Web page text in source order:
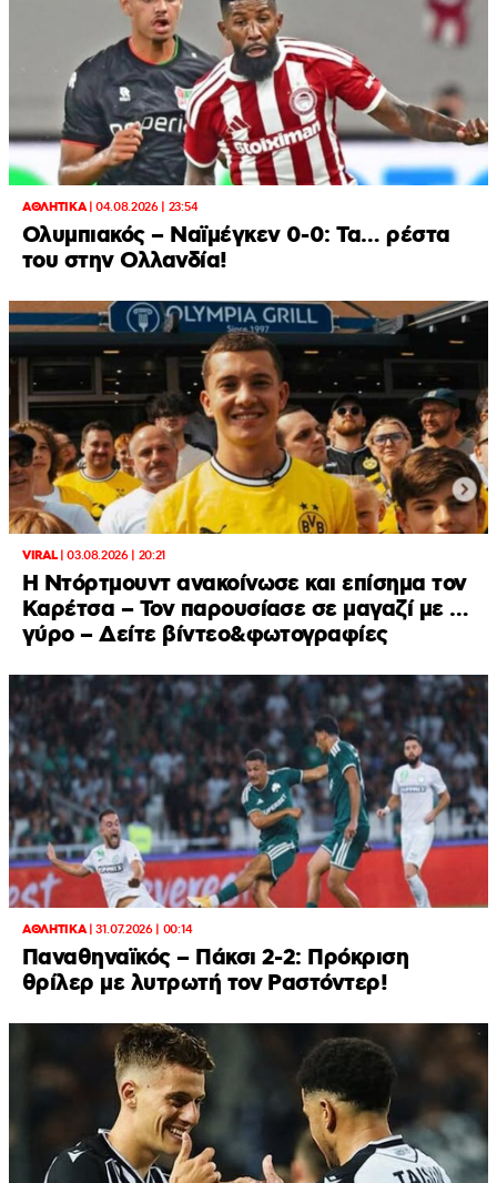
ΑΘΛΗΤΙΚΑ|04.08.2026 | 23:54
Ολυμπιακός – Ναϊμέγκεν 0-0: Τα… ρέστα
του στην Ολλανδία!
VIRAL|03.08.2026 | 20:21
Η Ντόρτμουντ ανακοίνωσε και επίσημα τον
Καρέτσα – Τον παρουσίασε σε μαγαζί με …
γύρο – Δείτε βίντεο&φωτογραφίες
ΑΘΛΗΤΙΚΑ|31.07.2026 | 00:14
Παναθηναϊκός – Πάκσι 2-2: Πρόκριση
θρίλερ με λυτρωτή τον Ραστόντερ!